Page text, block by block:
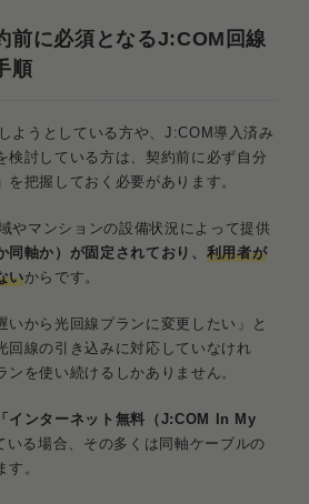
前に必須となるJ:COM回線
順
ようとしている方や、J:COM導入済み
検討している方は、契約前に必ず自分
把握しておく必要があります。
やマンションの設備状況によって提供
同軸か）が固定されており、 利用者が
いからです。
いから光回線プランに変更したい」と
回線の引き込みに対応していなけれ
を使い続けるしかありません。
「インターネット無料（J:COM In My
いる場合、その多くは同軸ケーブルの
。